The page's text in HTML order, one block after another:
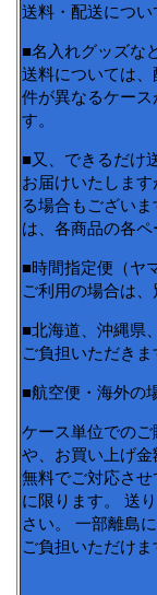
送料・配送につい
■名入れグッズな
送料については
件が異なるケー
す。
■又、できるだけ
お届けいたしま
る場合もござい
は、各商品の各ペ
■時間指定便（ヤ
ご利用の場合は、
■北海道、沖縄県
ご負担いただきま
■航空便・海外の
ケース単位でのご
や、お買い上げ
無料でご対応さ
に限ります。 送
さい。 一部離島
ご負担いただけま